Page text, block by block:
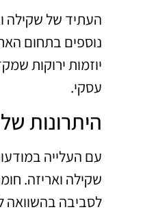
העתיד של שקילה
נוספים בתחום
יוזמות ירוקות
עסקי.
היתרונות
עם העלייה
שקילה ואריזה.
לסביבה בהשוואה